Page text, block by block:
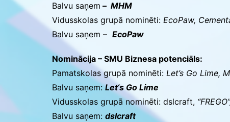
Balvu saņem – MHM
Vidusskolas grupā nominēti: EcoPaw,
Balvu saņem – EcoPaw
Nominācija – SMU Biznesa potenciāls:
Pamatskolas grupā nominēti: Let’s Go Lime,
Balvu saņem:Let‘s Go Lime
Vidusskolas grupā nominēti: dslcraft,
Balvu saņem: dslcraft